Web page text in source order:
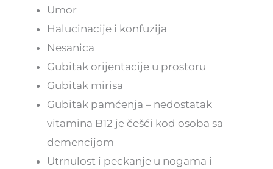
Umor
Halucinacije i konfuzija
Nesanica
Gubitak orijentacije u prostoru
Gubitak mirisa
Gubitak pamćenja – nedostatak
vitamina B12 je češći kod osoba sa
demencijom
Utrnulost i peckanje u nogama i